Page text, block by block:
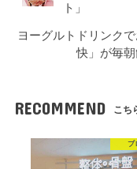
ト」
ヨーグルトドリンク
快」が毎
RECOMMEND こち
ブ